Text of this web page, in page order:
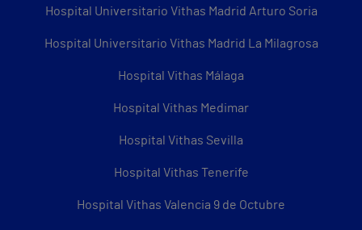
Hospital Universitario Vithas Madrid Arturo Soria
Hospital Universitario Vithas Madrid La Milagrosa
Hospital Vithas Málaga
Hospital Vithas Medimar
Hospital Vithas Sevilla
Hospital Vithas Tenerife
Hospital Vithas Valencia 9 de Octubre